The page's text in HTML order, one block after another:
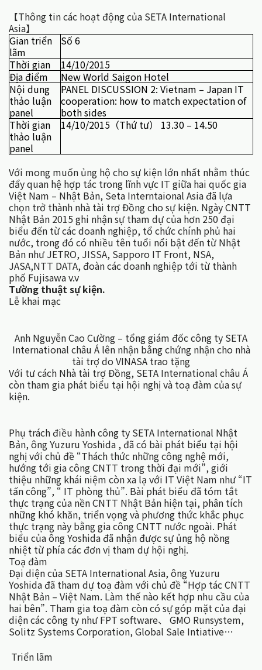
【Thông tin các hoạt động của SETA International
Asia】
Gian triển
lãm
Số 6
Thời gian
14/10/2015
Địa điểm
New World Saigon Hotel
Nội dung
thảo luận
panel
PANEL DISCUSSION 2: Vietnam – Japan IT
cooperation: how to match expectation of
both sides
Thời gian
thảo luận
panel
14/10/2015（Thứ tư） 13.30 – 14.50
Với mong muốn ủng hộ cho sự kiện lớn nhất nhằm thúc
đẩy quan hệ hợp tác trong lĩnh vực IT giữa hai quốc gia
Việt Nam – Nhật Bản, Seta Interntaional Asia đã lựa
chọn trở thành nhà tài trợ Đồng cho sự kiện. Ngày CNTT
Nhật Bản 2015 ghi nhận sự tham dự của hơn 250 đại
biểu đến từ các doanh nghiệp, tổ chức chính phủ hai
nước, trong đó có nhiều tên tuổi nổi bật đến từ Nhật
Bản như JETRO, JISSA, Sapporo IT Front, NSA,
JASA,NTT DATA, đoàn các doanh nghiệp tới từ thành
phố Fujisawa v.v
Tường thuật sự kiện.
Lễ khai mạc
Anh Nguyễn Cao Cường – tổng giám đốc công ty SETA
International châu Á lên nhận bằng chứng nhận cho nhà
tài trợ do VINASA trao tặng
Với tư cách Nhà tài trợ Đồng, SETA International châu Á
còn tham gia phát biểu tại hội nghị và toạ đàm của sự
kiện.
Phụ trách điều hành công ty SETA International Nhật
Bản, ông Yuzuru Yoshida , đã có bài phát biểu tại hội
nghị với chủ đề “Thách thức những công nghệ mới,
hướng tới gia công CNTT trong thời đại mới”, giới
thiệu những khái niệm còn xa lạ với IT Việt Nam như “IT
tấn công”, “ IT phòng thủ”. Bài phát biểu đã tóm tắt
thực trạng của nền CNTT Nhật Bản hiện tại, phân tích
những khó khăn, triển vọng và phương thức khắc phục
thực trạng này bằng gia công CNTT nước ngoài. Phát
biểu của ông Yoshida đã nhận được sự ủng hộ nồng
nhiệt từ phía các đơn vị tham dự hội nghị.
Toạ đàm
Đại diện của SETA International Asia, ông Yuzuru
Yoshida đã tham dự toạ đàm với chủ đề “Hợp tác CNTT
Nhật Bản – Việt Nam. Làm thế nào kết hợp nhu cầu của
hai bên”. Tham gia toạ đàm còn có sự góp mặt của đại
diện các công ty như FPT software、 GMO Runsystem,
Solitz Systems Corporation, Global Sale Intiative…
Triển lãm